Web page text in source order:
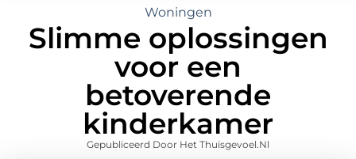
Woningen
Slimme oplossingen
voor een
betoverende
kinderkamer
Gepubliceerd Door Het Thuisgevoel.nl